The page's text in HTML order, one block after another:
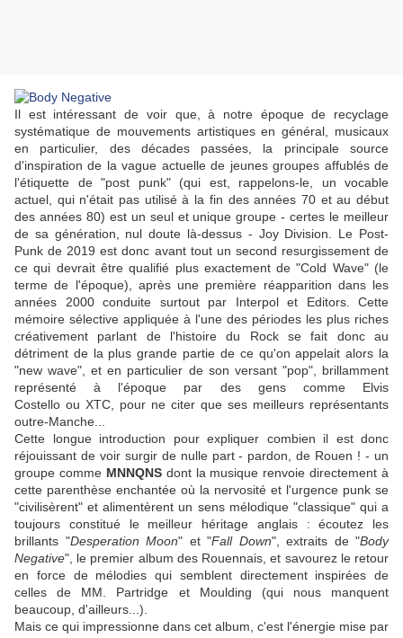
Il est intéressant de voir que, à notre époque de recyclage
systématique de mouvements artistiques en général, musicaux
en particulier, des décades passées, la principale source
d'inspiration de la vague actuelle de jeunes groupes affublés de
l'étiquette de "post punk" (qui est, rappelons-le, un vocable
actuel, qui n'était pas utilisé à la fin des années 70 et au début
des années 80) est un seul et unique groupe - certes le meilleur
de sa génération, nul doute là-dessus - Joy Division . Le Post-
Punk de 2019 est donc avant tout un second resurgissement de
ce qui devrait être qualifié plus exactement de "Cold Wave" (le
terme de l'époque), après une première réapparition dans les
années 2000 conduite surtout par Interpolet Editors. Cette
mémoire sélective appliquée à l'une des périodes les plus riches
créativement parlant de l'histoire du Rock se fait donc au
détriment de la plus grande partie de ce qu'on appelait alors la
"new wave", et en particulier de son versant "pop", brillamment
représenté à l'époque par des gens comme Elvis
Costello ou XTC , pour ne citer que ses meilleurs représentants
outre-Manche...
Cette longue introduction pour expliquer combien il est donc
réjouissant de voir surgir de nulle part - pardon, de Rouen ! - un
groupe comme MNNQNSdont la musique renvoie directement à
cette parenthèse enchantée où la nervosité et l'urgence punk se
"civilisèrent" et alimentèrent un sens mélodique "classique" qui a
toujours constitué le meilleur héritage anglais : écoutez les
brillants "Desperation Moon" et "Fall Down", extraits de "Body
Negative", le premier album des Rouennais, et savourez le retour
en force de mélodies qui semblent directement inspirées de
celles de MM. Partridge et Moulding (qui nous manquent
beaucoup, d'ailleurs...).
Mais ce qui impressionne dans cet album, c'est l'énergie mise par